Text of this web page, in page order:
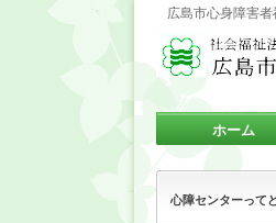
広島市心身障害
ホーム
心障センターって